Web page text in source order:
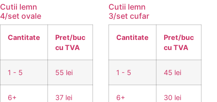
Cutii lemn
4/set ovale
Cantitate
Pret/buc
cu TVA
1 - 5 55 lei
6+ 37 lei
Cutii lemn
3/set cufar
Cantitate
Pret/buc
cu TVA
1 - 5 45 lei
6+ 30 lei